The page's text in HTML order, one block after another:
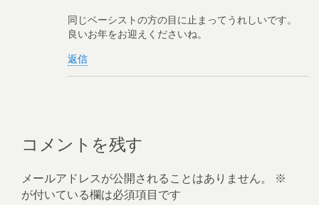
同じベーシストの方の目に止まってうれしいです。
良いお年をお迎えくださいね。
返信
コメントを残す
メールアドレスが公開されることはありません。
※
が付いている欄は必須項目です